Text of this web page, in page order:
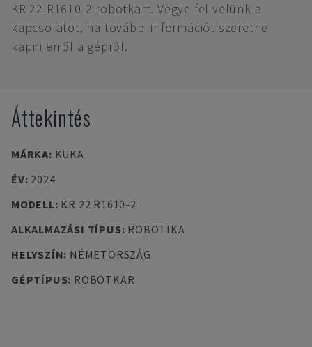
KR 22 R1610-2 robotkart. Vegye fel velünk a
kapcsolatot, ha további információt szeretne
kapni erről a gépről.
Áttekintés
MÁRKA: KUKA
ÉV: 2024
MODELL: KR 22 R1610-2
ALKALMAZÁSI TÍPUS: ROBOTIKA
HELYSZÍN: NÉMETORSZÁG
GÉPTÍPUS: ROBOTKAR